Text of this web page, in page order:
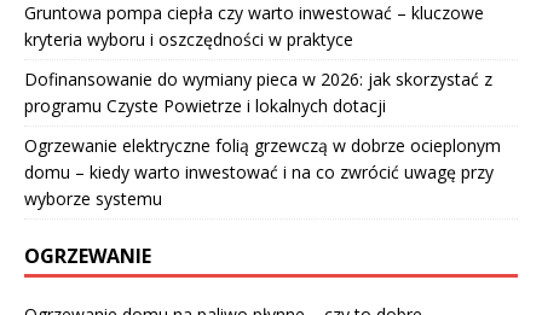
Gruntowa pompa ciepła czy warto inwestować – kluczowe
kryteria wyboru i oszczędności w praktyce
Dofinansowanie do wymiany pieca w 2026: jak skorzystać z
programu Czyste Powietrze i lokalnych dotacji
Ogrzewanie elektryczne folią grzewczą w dobrze ocieplonym
domu – kiedy warto inwestować i na co zwrócić uwagę przy
wyborze systemu
OGRZEWANIE